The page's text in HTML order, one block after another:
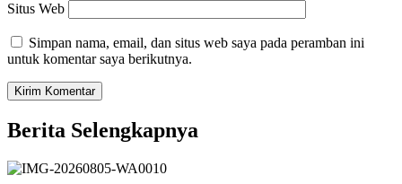
Situs Web
Simpan nama, email, dan situs web saya pada peramban ini
untuk komentar saya berikutnya.
Berita Selengkapnya